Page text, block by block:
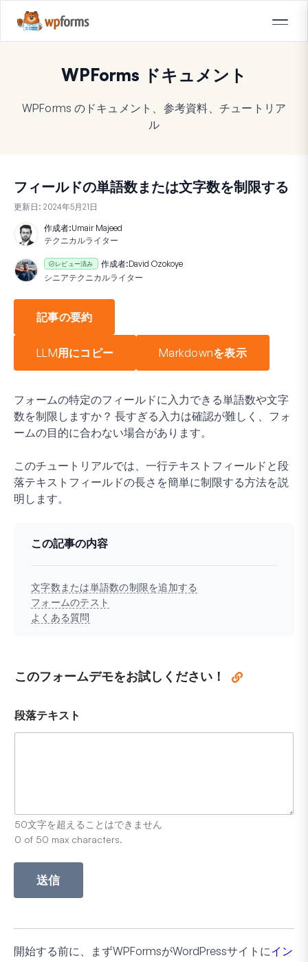
WPForms ドキュメント
WPForms のドキュメント、参考資料、チュートリア
ル
フィールドの単語数または文字数を制限する
更新日: 2024年5月21日
作成者:Umair Majeed
テクニカルライター
レビュー済み 作成者:David Ozokoye
シニアテクニカルライター
記事の要約
LLM用にコピー Markdownを表示
フォームの特定のフィールドに入力できる単語数や文字
数を制限しますか？ 長すぎる入力は確認が難しく、フォ
ームの目的に合わない場合があります。
このチュートリアルでは、一行テキストフィールドと段
落テキストフィールドの長さを簡単に制限する方法を説
明します。
この記事の内容
文字数または単語数の制限を追加する
フォームのテスト
よくある質問
このフォームデモをお試しください！
段落テキスト
50文字を超えることはできません
0 of 50 max characters.
送信
開始する前に、まずWPFormsがWordPressサイトにイン